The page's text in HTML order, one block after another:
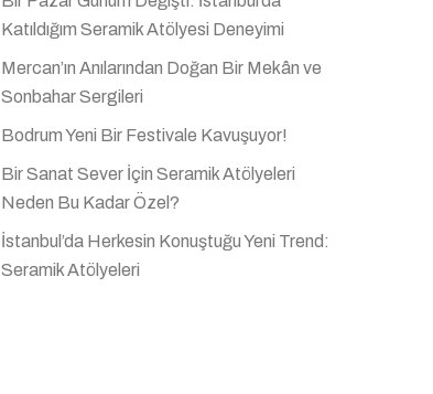
Katıldığım Seramik Atölyesi Deneyimi
Mercan’ın Anılarından Doğan Bir Mekân ve
Sonbahar Sergileri
Bodrum Yeni Bir Festivale Kavuşuyor!
Bir Sanat Sever İçin Seramik Atölyeleri
Neden Bu Kadar Özel?
İstanbul’da Herkesin Konuştuğu Yeni Trend:
Seramik Atölyeleri